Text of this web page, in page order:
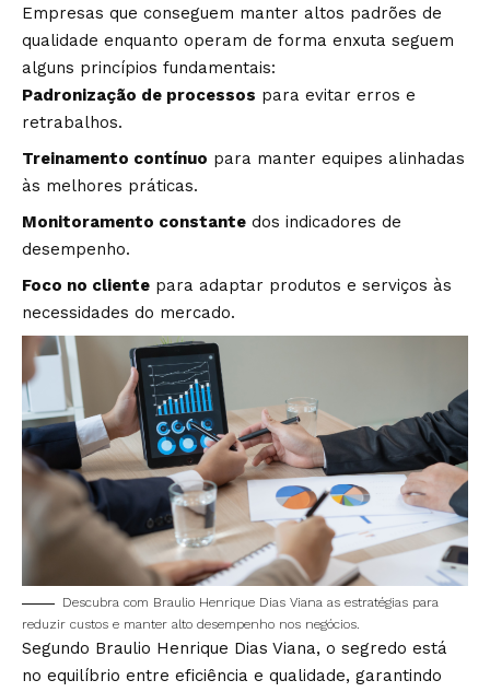
Empresas que conseguem manter altos padrões de
qualidade enquanto operam de forma enxuta seguem
alguns princípios fundamentais:
Padronização de processos para evitar erros e
retrabalhos.
Treinamento contínuo para manter equipes alinhadas
às melhores práticas.
Monitoramento constante dos indicadores de
desempenho.
Foco no cliente para adaptar produtos e serviços às
necessidades do mercado.
Descubra com Braulio Henrique Dias Viana as estratégias para
reduzir custos e manter alto desempenho nos negócios.
Segundo Braulio Henrique Dias Viana, o segredo está
no equilíbrio entre eficiência e qualidade, garantindo